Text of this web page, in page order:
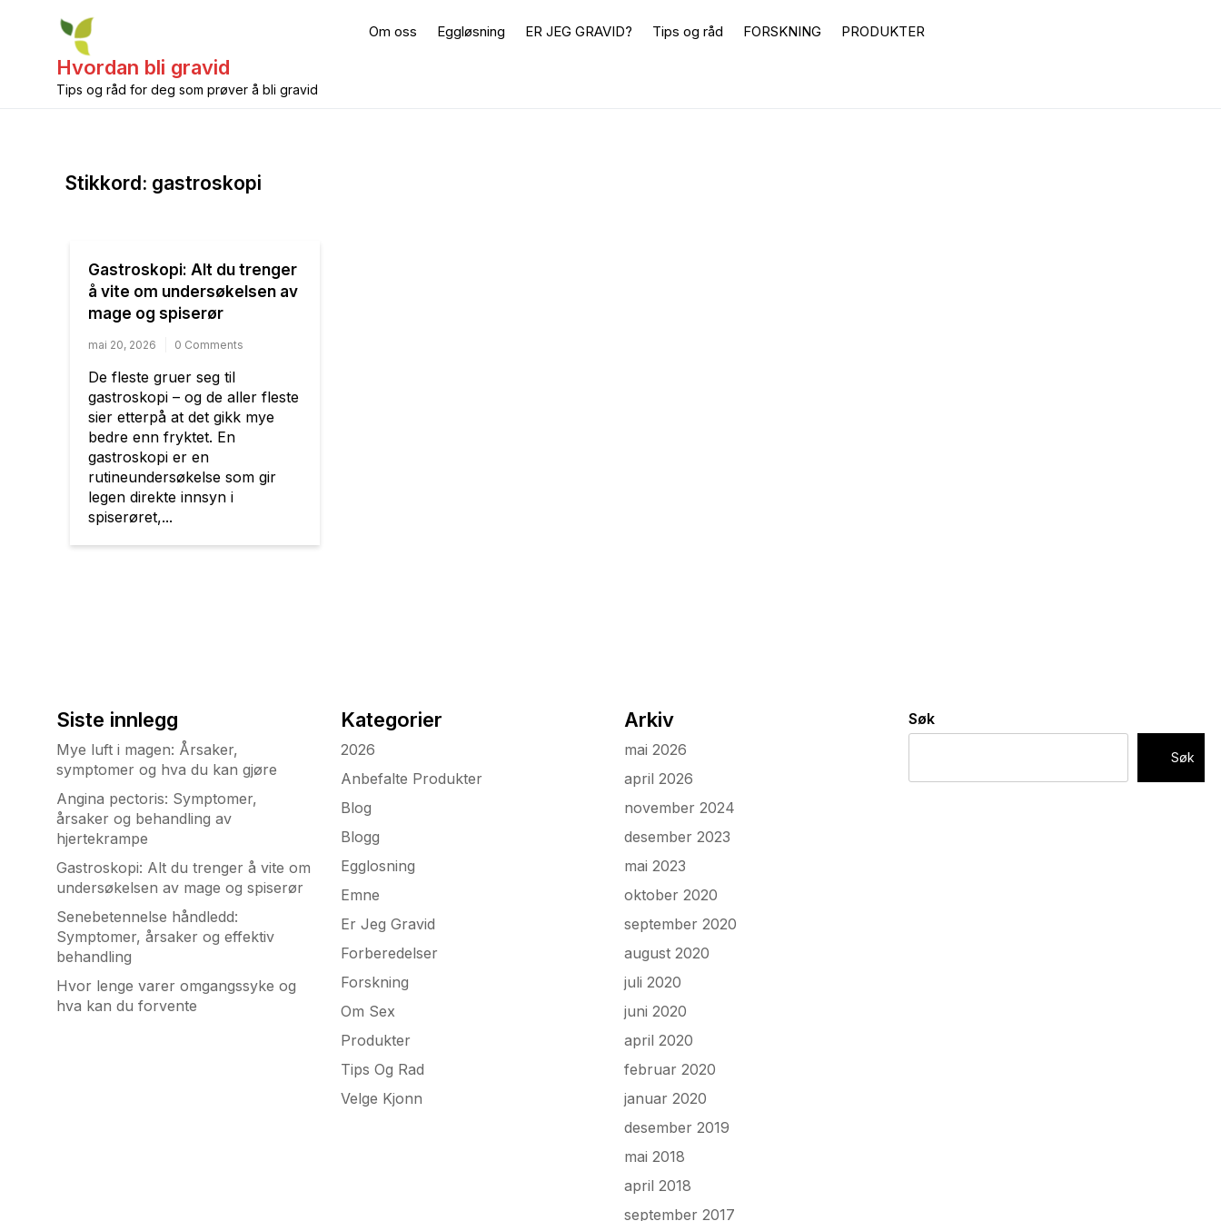
Hvordan bli gravid
Tips og råd for deg som prøver å bli gravid
Om oss Eggløsning ER JEG GRAVID? Tips og råd FORSKNING PRODUKTER
Stikkord: gastroskopi
Gastroskopi: Alt du trenger
å vite om undersøkelsen av
mage og spiserør
mai 20, 2026 0 Comments
De fleste gruer seg til
gastroskopi – og de aller fleste
sier etterpå at det gikk mye
bedre enn fryktet. En
gastroskopi er en
rutineundersøkelse som gir
legen direkte innsyn i
spiserøret,...
Siste innlegg
Mye luft i magen: Årsaker,
symptomer og hva du kan gjøre
Angina pectoris: Symptomer,
årsaker og behandling av
hjertekrampe
Gastroskopi: Alt du trenger å vite om
undersøkelsen av mage og spiserør
Senebetennelse håndledd:
Symptomer, årsaker og effektiv
behandling
Hvor lenge varer omgangssyke og
hva kan du forvente
Kategorier
2026
Anbefalte Produkter
Blog
Blogg
Egglosning
Emne
Er Jeg Gravid
Forberedelser
Forskning
Om Sex
Produkter
Tips Og Rad
Velge Kjonn
Arkiv
mai 2026
april 2026
november 2024
desember 2023
mai 2023
oktober 2020
september 2020
august 2020
juli 2020
juni 2020
april 2020
februar 2020
januar 2020
desember 2019
mai 2018
april 2018
september 2017
Søk
Søk